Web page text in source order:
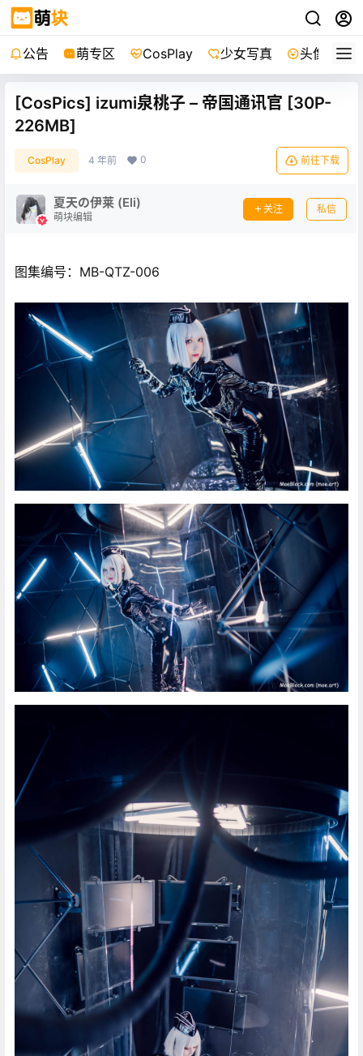
公告 萌专区 CosPlay 少女写真 头像
[CosPics] izumi泉桃子 – 帝国通讯官 [30P-
226MB]
CosPlay 4 年前 0 前往下载
夏天の伊莱 (Eli)
萌块编辑
关注 私信
图集编号：MB-QTZ-006